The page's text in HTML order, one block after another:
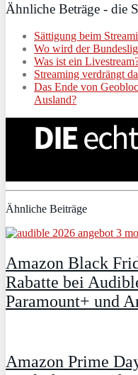
Ähnliche Beträge - die
Sättigung beim
Wo wird der
Was ist ein
Streaming verdrängt
Das Ende von
Ausland?
Ähnliche Beiträge
Amazon Black
Rabatte bei
Paramount+ und
Amazon Prime